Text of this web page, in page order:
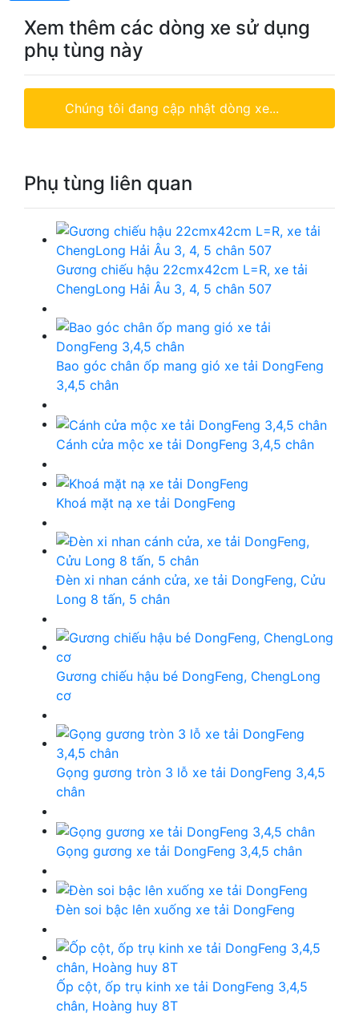
Xem thêm các dòng xe sử dụng
phụ tùng này
Chúng tôi đang cập nhật dòng xe...
Phụ tùng liên quan
Gương chiếu hậu 22cmx42cm L=R, xe tải
ChengLong Hải Âu 3, 4, 5 chân 507
Bao góc chân ốp mang gió xe tải DongFeng
3,4,5 chân
Cánh cửa mộc xe tải DongFeng 3,4,5 chân
Khoá mặt nạ xe tải DongFeng
Đèn xi nhan cánh cửa, xe tải DongFeng, Cửu
Long 8 tấn, 5 chân
Gương chiếu hậu bé DongFeng, ChengLong
cơ
Gọng gương tròn 3 lỗ xe tải DongFeng 3,4,5
chân
Gọng gương xe tải DongFeng 3,4,5 chân
Đèn soi bậc lên xuống xe tải DongFeng
Ốp cột, ốp trụ kinh xe tải DongFeng 3,4,5
chân, Hoàng huy 8T